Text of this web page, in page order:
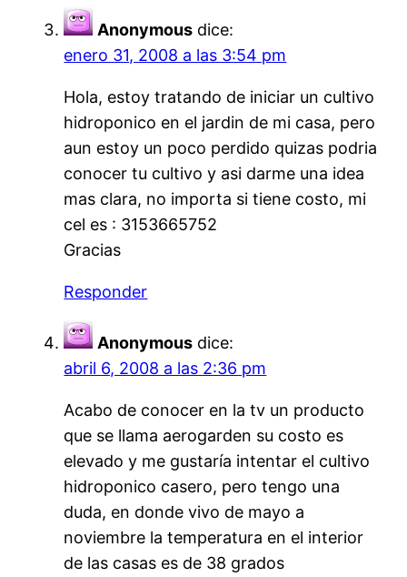
Anonymous dice:
enero 31, 2008 a las 3:54 pm
Hola, estoy tratando de iniciar un cultivo
hidroponico en el jardin de mi casa, pero
aun estoy un poco perdido quizas podria
conocer tu cultivo y asi darme una idea
mas clara, no importa si tiene costo, mi
cel es : 3153665752
Gracias
Responder
Anonymous dice:
abril 6, 2008 a las 2:36 pm
Acabo de conocer en la tv un producto
que se llama aerogarden su costo es
elevado y me gustaría intentar el cultivo
hidroponico casero, pero tengo una
duda, en donde vivo de mayo a
noviembre la temperatura en el interior
de las casas es de 38 grados